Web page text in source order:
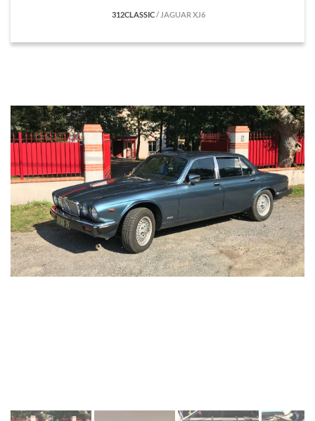
312CLASSIC/ JAGUAR XJ6